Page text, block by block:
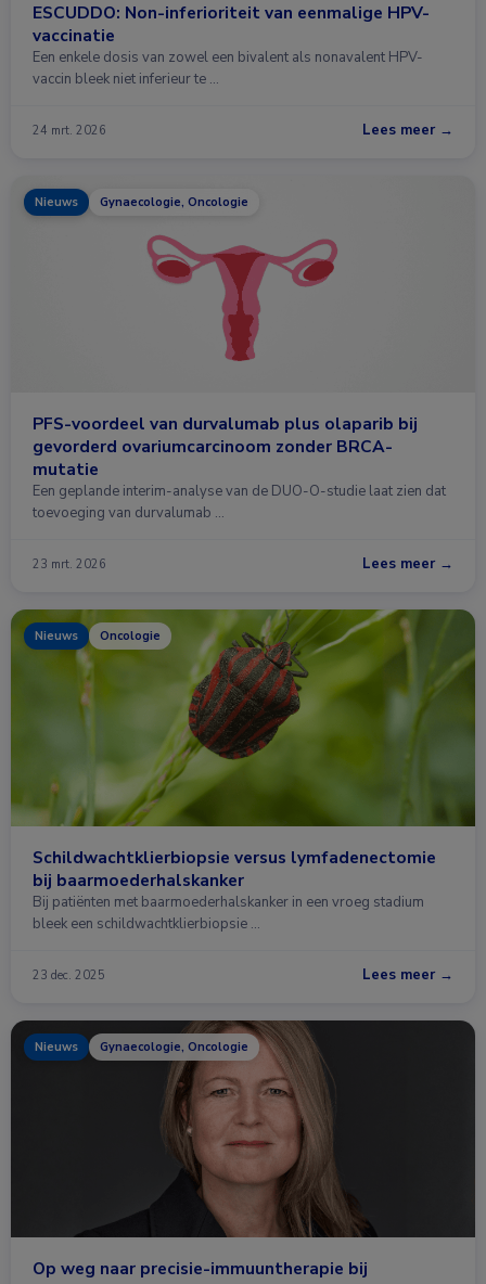
ESCUDDO: Non-inferioriteit van eenmalige HPV-
vaccinatie
Een enkele dosis van zowel een bivalent als nonavalent HPV-
vaccin bleek niet inferieur te …
24 mrt. 2026 Lees meer →
Nieuws Gynaecologie, Oncologie
PFS-voordeel van durvalumab plus olaparib bij
gevorderd ovariumcarcinoom zonder BRCA-
mutatie
Een geplande interim-analyse van de DUO-O-studie laat zien dat
toevoeging van durvalumab …
23 mrt. 2026 Lees meer →
Nieuws Oncologie
Schildwachtklierbiopsie versus lymfadenectomie
bij baarmoederhalskanker
Bij patiënten met baarmoederhalskanker in een vroeg stadium
bleek een schildwachtklierbiopsie …
23 dec. 2025 Lees meer →
Nieuws Gynaecologie, Oncologie
Op weg naar precisie-immuuntherapie bij